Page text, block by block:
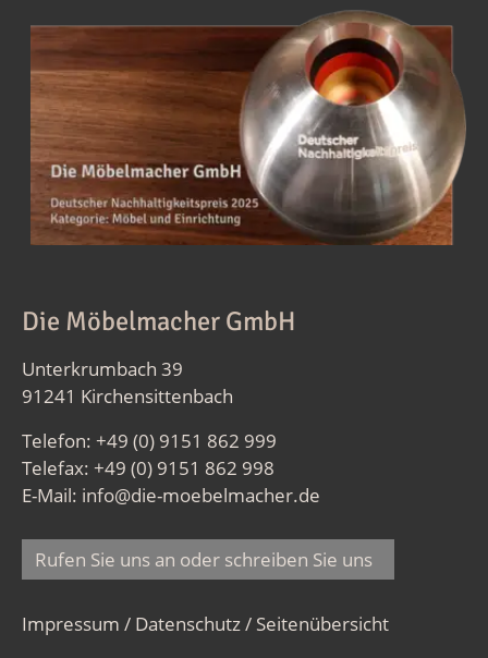
Die Möbelmacher GmbH
Unterkrumbach 39
91241 Kirchensittenbach
Telefon: +49 (0) 9151 862 999
Telefax: +49 (0) 9151 862 998
E-Mail: info@die-moebelmacher.de
Rufen Sie uns an oder schreiben Sie uns
Impressum / Datenschutz/ Seitenübersicht